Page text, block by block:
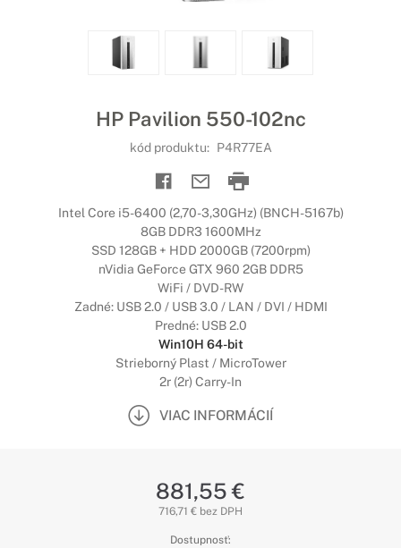
HP Pavilion 550-102nc
kód produktu: P4R77EA
Intel Core i5-6400 (2,70-3,30GHz) (BNCH-5167b)
8GB DDR3 1600MHz
SSD 128GB + HDD 2000GB (7200rpm)
nVidia GeForce GTX 960 2GB DDR5
WiFi / DVD-RW
Zadné: USB 2.0 / USB 3.0 / LAN / DVI / HDMI
Predné: USB 2.0
Win10H 64-bit
Strieborný Plast / MicroTower
2r (2r) Carry-In
VIAC INFORMÁCIÍ
881,55 €
716,71 € bez DPH
Dostupnosť: